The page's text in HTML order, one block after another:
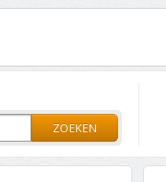
ZOEKEN